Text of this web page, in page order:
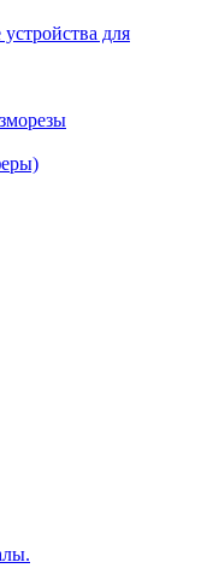
для